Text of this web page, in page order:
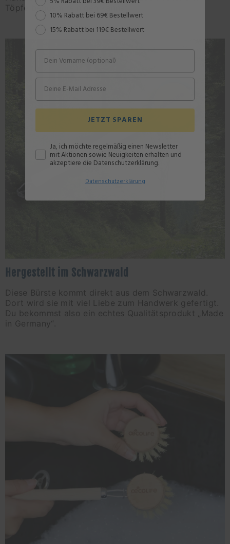
Töpfe bequem reinigen kannst.
Hergestellt im Schwarzwald
Diese Bürste kommt direkt aus dem Schwarzwald.
Dort wird sie mit viel Liebe zum Handwerk gefertigt.
Du bekommst also ein echtes Qualitätsprodukt „Made
in Germany“.
10% Rabatt bei 69€ Bestellwert
15% Rabatt bei 119€ Bestellwert
JETZT SPAREN
Ja, ich möchte regelmäßig einen Newsletter
mit Aktionen sowie Neuigkeiten erhalten und
akzeptiere die Datenschutzerklärung.
Datenschutzerklärung